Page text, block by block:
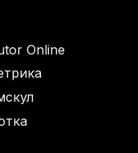
Online